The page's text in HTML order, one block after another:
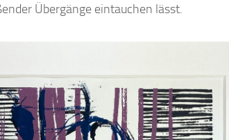
Übergänge eintauchen lässt.